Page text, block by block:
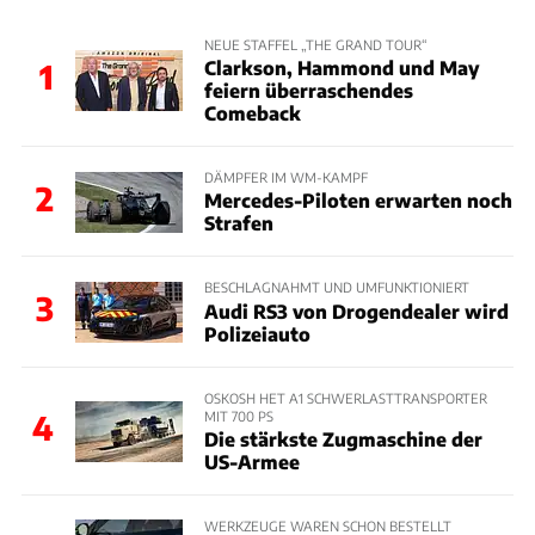
1
NEUE STAFFEL „THE GRAND TOUR“
Clarkson, Hammond und May
feiern überraschendes
Comeback
2
DÄMPFER IM WM-KAMPF
Mercedes-Piloten erwarten noch
Strafen
3
BESCHLAGNAHMT UND UMFUNKTIONIERT
Audi RS3 von Drogendealer wird
Polizeiauto
4
OSKOSH HET A1 SCHWERLASTTRANSPORTER
MIT 700 PS
Die stärkste Zugmaschine der
US-Armee
WERKZEUGE WAREN SCHON BESTELLT